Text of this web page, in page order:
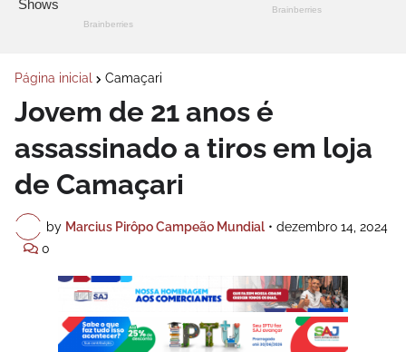
Página inicial Camaçari
Jovem de 21 anos é
assassinado a tiros em loja
de Camaçari
by Marcius Pirôpo Campeão Mundial • dezembro 14, 2024
0